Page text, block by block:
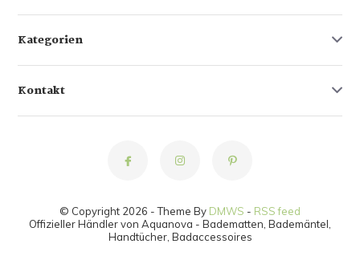
Kategorien
Kontakt
© Copyright 2026 - Theme By DMWS - RSS feed
Offizieller Händler von Aquanova - Badematten, Bademäntel,
Handtücher, Badaccessoires